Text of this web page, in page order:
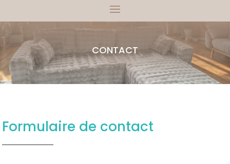
CONTACT
Formulaire de contact